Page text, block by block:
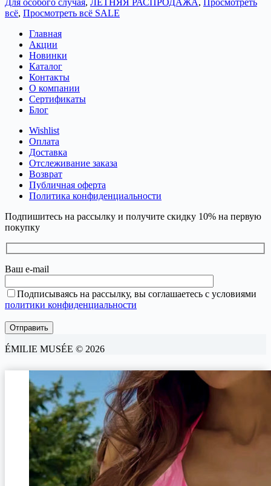
всё, Просмотреть всё SALE
Главная
Акции
Новинки
Каталог
Контакты
О компании
Сертификаты
Блог
Wishlist
Оплата
Доставка
Отслеживание заказа
Возврат
Публичная оферта
Политика конфиденциальности
Подпишитесь на рассылку и получите скидку 10% на первую
покупку
Ваш e-mail
Подписываясь на рассылку, вы соглашаетесь с условиями
политики конфиденциальности
ÉMILIE MUSÉE © 2026